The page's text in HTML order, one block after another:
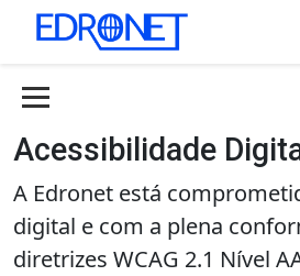
Acessibilidade
A Edronet está
digital e com a plena
diretrizes WCAG 2.1 Nível